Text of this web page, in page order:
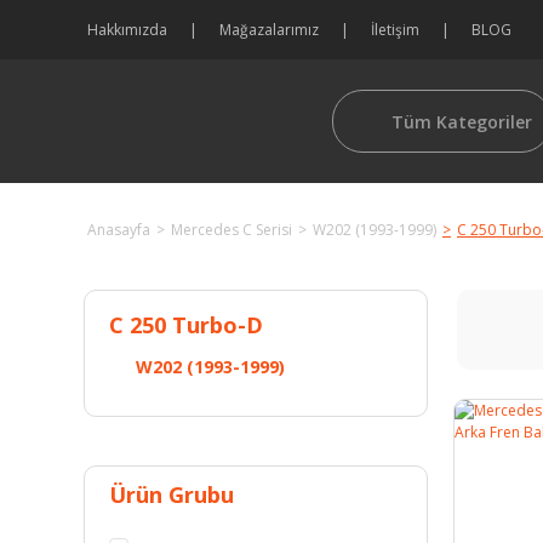
Hakkımızda Mağazalarımız İletişim BLOG
Tüm Kategoriler
Anasayfa Mercedes C Serisi W202 (1993-1999) C 250
C 250 Turbo-D
W202 (1993-1999)
Ürün Grubu